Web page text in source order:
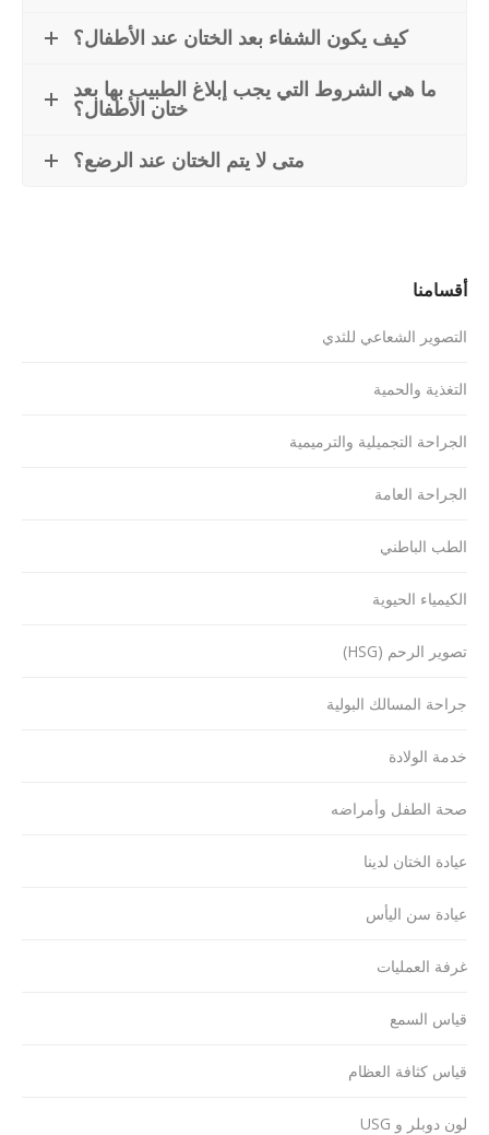
كيف يكون الشفاء بعد الختان عند الأطفال؟
ما هي الشروط التي يجب إبلاغ الطبيب بها بعد
ختان الأطفال؟
متى لا يتم الختان عند الرضع؟
أقسامنا
التصوير الشعاعي للثدي
التغذية والحمية
الجراحة التجميلية والترميمية
الجراحة العامة
الطب الباطني
الكيمياء الحيوية
تصوير الرحم (HSG)
جراحة المسالك البولية
خدمة الولادة
صحة الطفل وأمراضه
عيادة الختان لدينا
عيادة سن اليأس
غرفة العمليات
قياس السمع
قياس كثافة العظام
لون دوبلر و USG